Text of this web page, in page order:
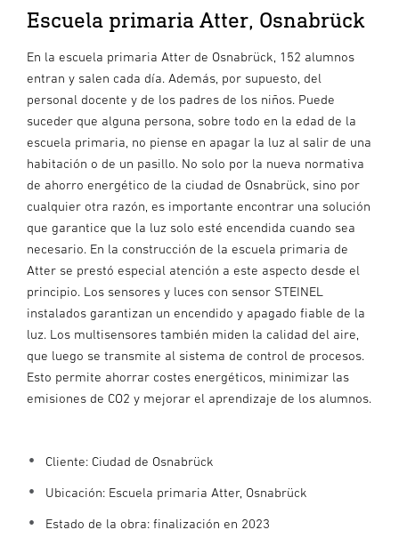
Escuela primaria Atter, Osnabrück
En la escuela primaria Atter de Osnabrück, 152 alumnos
entran y salen cada día. Además, por supuesto, del
personal docente y de los padres de los niños. Puede
suceder que alguna persona, sobre todo en la edad de la
escuela primaria, no piense en apagar la luz al salir de una
habitación o de un pasillo. No solo por la nueva normativa
de ahorro energético de la ciudad de Osnabrück, sino por
cualquier otra razón, es importante encontrar una solución
que garantice que la luz solo esté encendida cuando sea
necesario. En la construcción de la escuela primaria de
Atter se prestó especial atención a este aspecto desde el
principio. Los sensores y luces con sensor STEINEL
instalados garantizan un encendido y apagado fiable de la
luz. Los multisensores también miden la calidad del aire,
que luego se transmite al sistema de control de procesos.
Esto permite ahorrar costes energéticos, minimizar las
emisiones de CO2 y mejorar el aprendizaje de los alumnos.
Cliente: Ciudad de Osnabrück
Ubicación: Escuela primaria Atter, Osnabrück
Estado de la obra: finalización en 2023